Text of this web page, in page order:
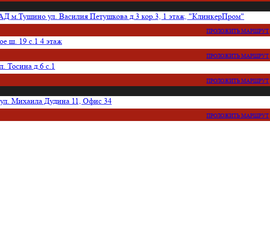
м.Тушино ул. Василия Петушкова д.3 кор.3, 1 этаж, "КлинкерПром"
ПРОЛОЖИТЬ МАРШРУТ
ш. 19 с.1 4 этаж
ПРОЛОЖИТЬ МАРШРУТ
Тосина д.6 с.1
ПРОЛОЖИТЬ МАРШРУТ
ул. Михаила Дудина 11, Офис 34
ПРОЛОЖИТЬ МАРШРУТ